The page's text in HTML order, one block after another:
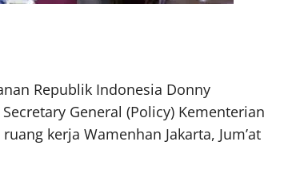
Republik Indonesia Donny
General (Policy) Kementerian
kerja Wamenhan Jakarta, Jum’at